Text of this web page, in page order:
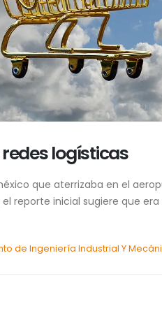
logísticas
que aterrizaba en el
reporte inicial sugiere que
de Ingeniería Industrial Y